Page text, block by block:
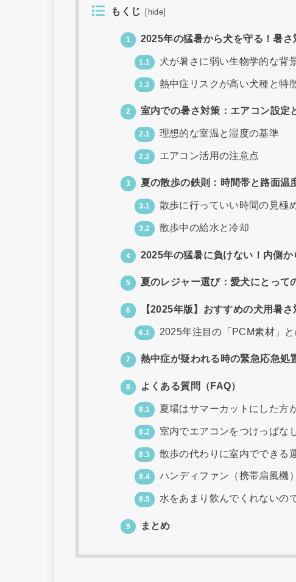
もくじ hide
1 2025年の猛暑から犬を守る！暑さ
1.1 犬が暑さに弱い生物学的な背
1.2 熱中症リスクが高い犬種と特
2 室内での暑さ対策：エアコン設定
2.1 理想的な室温と湿度の基準
2.2 エアコン活用の注意点
3 夏の散歩の鉄則：時間帯と路面温
3.1 散歩に行っていい時間の見極
3.2 散歩中の給水と冷却
4 2025年の猛暑に負けない！内側
5 夏のレジャー選び：愛犬にとって
6 【2025年版】おすすめの犬用暑
6.1 2025年注目の「PCM素材」と
7 熱中症が疑われる時の緊急応急処
8 よくある質問（FAQ）
8.1 夏場はサマーカットにした方
8.2 室内でエアコンをつけっぱな
8.3 散歩の代わりに室内でできる
8.4 ハンディファン（携帯扇風機
8.5 水をあまり飲んでくれないの
9 まとめ